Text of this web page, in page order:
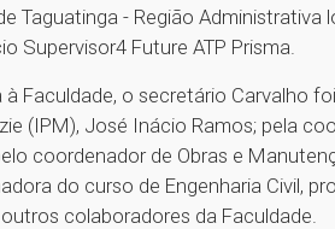
Taguatinga - Região
Supervisor4 Future ATP Prisma.
à Faculdade, o secretário Carvalho
(IPM), José Inácio Ramos; pela
coordenador de Obras e
do curso de Engenharia Civil,
colaboradores da Faculdade.